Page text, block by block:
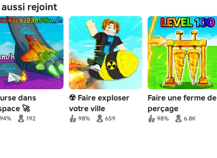
rejoint
dans
🚀
94% 192
☢️ Faire exploser
votre ville
98% 659
Faire une ferme de
perçage
98% 6.8K